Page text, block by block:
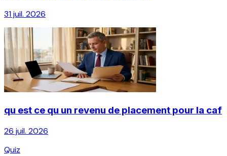
31 juil. 2026
qu est ce qu un revenu de placement pour la caf
26 juil. 2026
Quiz